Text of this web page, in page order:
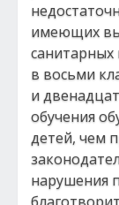
имеющих
санитарных
в восьми
и
обучения
детей, чем
нарушения